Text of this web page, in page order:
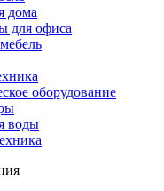
дома
для офиса
оборудование
воды